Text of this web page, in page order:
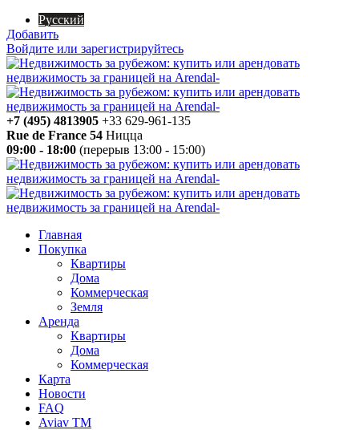
Русский
Добавить
Войдите или зарегистрируйтесь
+7 (495) 4813905 +33 629-961-135
Rue de France 54 Ницца
09:00 - 18:00 (перерыв 13:00 - 15:00)
Главная
Покупка
Квартиры
Дома
Коммерческая
Земля
Аренда
Квартиры
Дома
Коммерческая
Карта
Новости
FAQ
Aviav TM